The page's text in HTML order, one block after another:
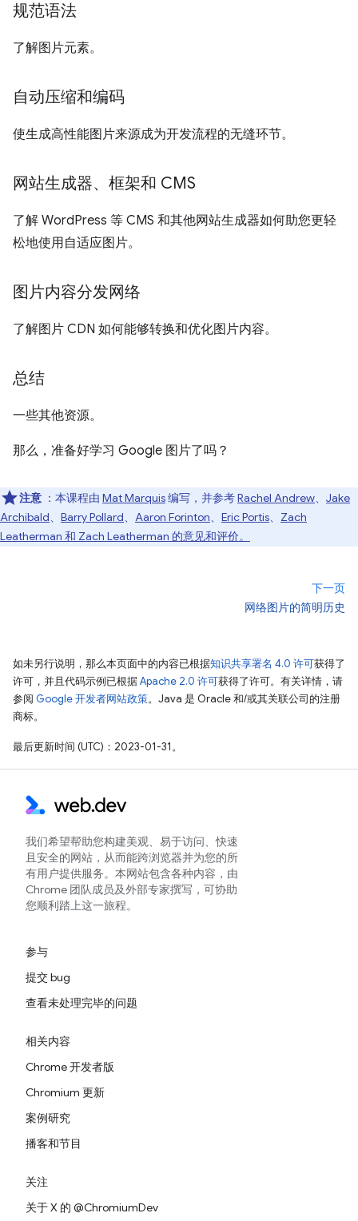
规范语法
了解图片元素。
自动压缩和编码
使生成高性能图片来源成为开发流程的无缝环节。
网站生成器、框架和 CMS
了解 WordPress 等 CMS 和其他网站生成器如何助您更轻
松地使用自适应图片。
图片内容分发网络
了解图片 CDN 如何能够转换和优化图片内容。
总结
一些其他资源。
那么，准备好学习 Google 图片了吗？
注意 ：本课程由 Mat Marquis编写，并参考Rachel Andrew、 Jake
Archibald、 Barry Pollard、 Aaron Forinton、 Eric Portis、 Zach
Leatherman 和 Zach Leatherman 的意见和评价。
下一页
网络图片的简明历史
如未另行说明，那么本页面中的内容已根据知识共享署名 4.0 许可获得了
许可，并且代码示例已根据Apache 2.0 许可获得了许可。有关详情，请
参阅 Google 开发者网站政策。Java 是 Oracle 和/或其关联公司的注册
商标。
最后更新时间 (UTC)：2023-01-31。
我们希望帮助您构建美观、易于访问、快速
且安全的网站，从而能跨浏览器并为您的所
有用户提供服务。本网站包含各种内容，由
Chrome 团队成员及外部专家撰写，可协助
您顺利踏上这一旅程。
参与
提交 bug
查看未处理完毕的问题
相关内容
Chrome 开发者版
Chromium 更新
案例研究
播客和节目
关注
关于 X 的 @ChromiumDev